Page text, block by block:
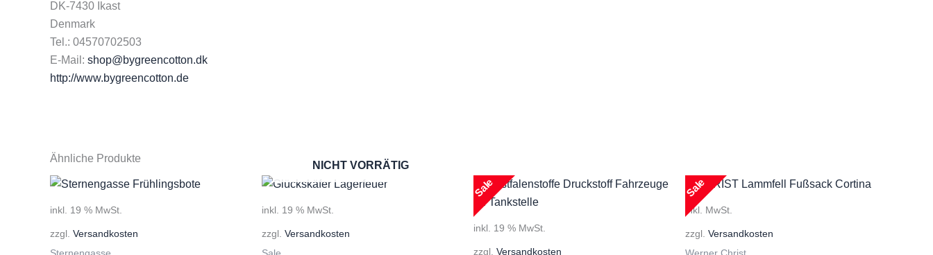
DK-7430 Ikast
Denmark
Tel.: 04570702503
E-Mail: shop@bygreencotton.dk
http://www.bygreencotton.de
Ähnliche Produkte
inkl. 19 % MwSt.
zzgl. Versandkosten
NICHT VORRÄTIG
inkl. 19 % MwSt.
zzgl. Versandkosten
inkl. 19 % MwSt.
zzgl. Versandkosten
Sale
inkl. MwSt.
zzgl. Versandkosten
Sale